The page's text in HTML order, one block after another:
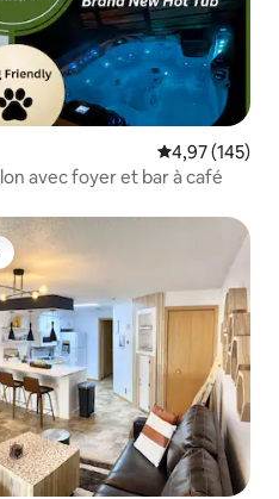
Évaluation
4,97 (145)
avec foyer et bar à café
plus appréciés